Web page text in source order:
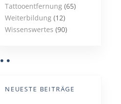
Tattooentfernung (65)
Weiterbildung (12)
Wissenswertes (90)
NEUESTE BEITRÄGE